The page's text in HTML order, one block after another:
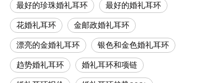
最好的珍珠婚礼耳环 最好的婚礼耳环
花婚礼耳环 金邮政婚礼耳环
漂亮的金婚礼耳环 银色和金色婚礼耳环
趋势婚礼耳环 婚礼耳环和项链